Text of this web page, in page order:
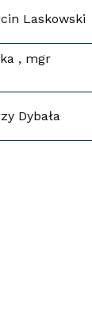
Laskowski
, mgr
Dybała